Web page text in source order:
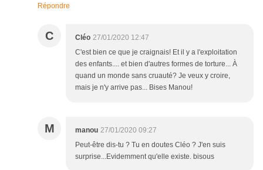
Répondre
C Cléo 27/01/2020 12:47
C'est bien ce que je craignais! Et il y a l'exploitation
des enfants.... et bien d'autres formes de torture... À
quand un monde sans cruauté? Je veux y croire,
mais je n'y arrive pas... Bises Manou!
M manou 27/01/2020 09:27
Peut-être dis-tu ? Tu en doutes Cléo ? J'en suis
surprise...Evidemment qu'elle existe. bisous